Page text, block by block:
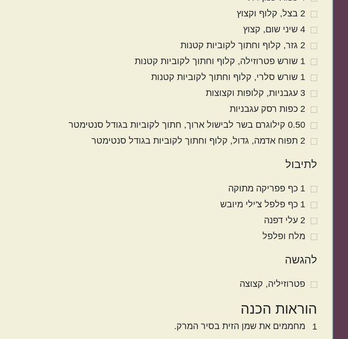
2 בצל קלוף וקצוץ
4 שיני שום קצוץ
2 גזר קלוף וחתוך לקוביות קטנות
1 שורש פטרוזילה קלוף וחתוך לקוביות קטנות
1 שורש סלרי קלוף וחתוך לקוביות קטנות
3 עגבניות קלופות וקצוצות
2 כפות רסק עגבניות
0.50 קילוגרם בשר לבישול ארוך חתוך לקוביות בגודל סנטימטר
2 תפוח אדמה גדול, קלוף וחתוך לקוביות בגודל סנטימטר
לתיבול
1 כף פפריקה מתוקה
1 כף פלפל צ'ילי מיובש
2 עלי דפנה
מלח ופלפל
להגשה
פטרוזיליה קצוצה
הוראות הכנה
1
מחממים את שמן הזית בסיר המרק.